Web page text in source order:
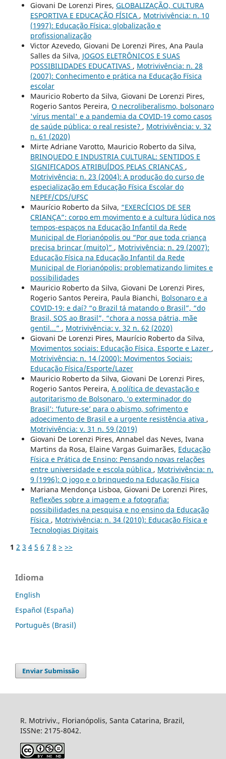
Giovani De Lorenzi Pires, GLOBALIZAÇÃO, CULTURA
ESPORTIVA E EDUCAÇÃO FÍSICA , Motrivivência: n. 10
(1997): Educação Física: globalização e
profissionalização
Victor Azevedo, Giovani De Lorenzi Pires, Ana Paula
Salles da Silva, JOGOS ELETRÔNICOS E SUAS
POSSIBILIDADES EDUCATIVAS , Motrivivência: n. 28
(2007): Conhecimento e prática na Educação Física
escolar
Mauricio Roberto da Silva, Giovani De Lorenzi Pires,
Rogerio Santos Pereira, O necroliberalismo, bolsonaro
'vírus mental' e a pandemia da COVID-19 como casos
de saúde pública: o real resiste? , Motrivivência: v. 32
n. 61 (2020)
Mirte Adriane Varotto, Mauricio Roberto da Silva,
BRINQUEDO E INDUSTRIA CULTURAL: SENTIDOS E
SIGNIFICADOS ATRIBUÍDOS PELAS CRIANÇAS ,
Motrivivência: n. 23 (2004): A produção do curso de
especialização em Educação Física Escolar do
NEPEF/CDS/UFSC
Maurício Roberto da Silva, “EXERCÍCIOS DE SER
CRIANÇA”: corpo em movimento e a cultura lúdica nos
tempos-espaços na Educação Infantil da Rede
Municipal de Florianópolis ou “Por que toda criança
precisa brincar (muito)” , Motrivivência: n. 29 (2007):
Educação Física na Educação Infantil da Rede
Municipal de Florianópolis: problematizando limites e
possibilidades
Mauricio Roberto da Silva, Giovani De Lorenzi Pires,
Rogerio Santos Pereira, Paula Bianchi, Bolsonaro e a
COVID-19: e daí? “o Brazil tá matando o Brasil”, “do
Brasil, SOS ao Brasil”, “chora a nossa pátria, mãe
gentil...” , Motrivivência: v. 32 n. 62 (2020)
Giovani De Lorenzi Pires, Maurício Roberto da Silva,
Movimentos sociais: Educação Física, Esporte e Lazer ,
Motrivivência: n. 14 (2000): Movimentos Sociais:
Educação Física/Esporte/Lazer
Mauricio Roberto da Silva, Giovani De Lorenzi Pires,
Rogerio Santos Pereira, A política de devastação e
autoritarismo de Bolsonaro, ‘o exterminador do
Brasil’: ‘future-se’ para o abismo, sofrimento e
adoecimento de Brasil e a urgente resistência ativa ,
Motrivivência: v. 31 n. 59 (2019)
Giovani De Lorenzi Pires, Annabel das Neves, Ivana
Martins da Rosa, Elaine Vargas Guimarães, Educação
Física e Prática de Ensino: Pensando novas relações
entre universidade e escola pública , Motrivivência: n.
9 (1996): O jogo e o brinquedo na Educação Física
Mariana Mendonça Lisboa, Giovani De Lorenzi Pires,
Reflexões sobre a imagem e a fotografia:
possibilidades na pesquisa e no ensino da Educação
Física , Motrivivência: n. 34 (2010): Educação Física e
Tecnologias Digitais
1 2 3 4 5 6 7 8 > >>
Idioma
English
Español (España)
Português (Brasil)
Enviar Submissão
R. Motriviv., Florianópolis, Santa Catarina, Brazil,
ISSNe: 2175-8042.